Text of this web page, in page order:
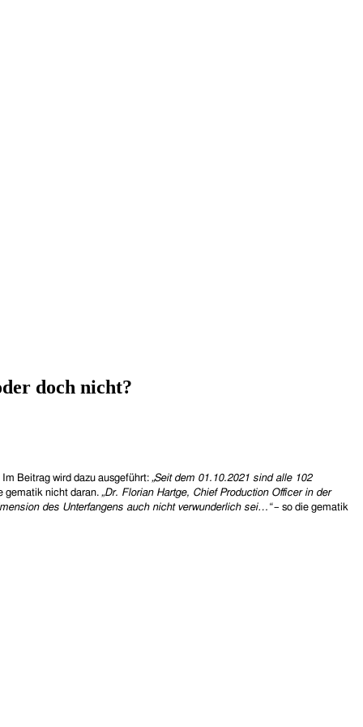
doch nicht?
Im Beitrag wird dazu ausgeführt: „Seit dem 01.10.2021 sind alle 102
gematik nicht daran. „Dr. Florian Hartge, Chief Production Officer in der
des Unterfangens auch nicht verwunderlich sei…“– so die gematik